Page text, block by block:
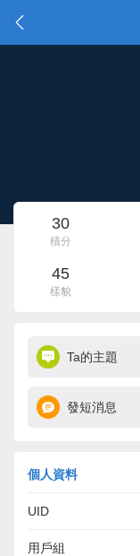
30
積分
45
樣貌
Ta的主題
發短消息
個人資料
UID
用戶組